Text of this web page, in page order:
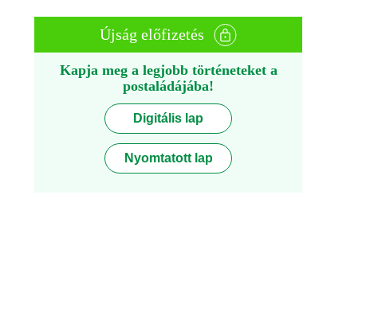
Újság előfizetés
Kapja meg a legjobb történeteket a
postaládájába!
Digitális lap
Nyomtatott lap